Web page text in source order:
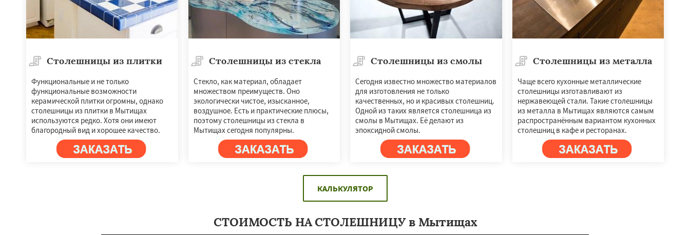
Столешницы из плитки
Функциональные и не только
функциональные возможности
керамической плитки огромны, однако
столешницы из плитки в Мытищах
используются редко. Хотя они имеют
благородный вид и хорошее качество.
Столешницы из стекла
Стекло, как материал, обладает
множеством преимуществ. Оно
экологически чистое, изысканное,
воздушное. Есть и практические плюсы,
поэтому столешницы из стекла в
Мытищах сегодня популярны.
Столешницы из смолы
Сегодня известно множество материалов
для изготовления не только
качественных, но и красивых столешниц.
Одной из таких является столешница из
смолы в Мытищах. Её делают из
эпоксидной смолы.
Столешницы из металла
Чаще всего кухонные металлические
столешницы изготавливают из
нержавеющей стали. Такие столешницы
из металла в Мытищах являются самым
распространённым вариантом кухонных
столешниц в кафе и ресторанах.
КАЛЬКУЛЯТОР
СТОИМОСТЬ НА СТОЛЕШНИЦУ в Мытищах